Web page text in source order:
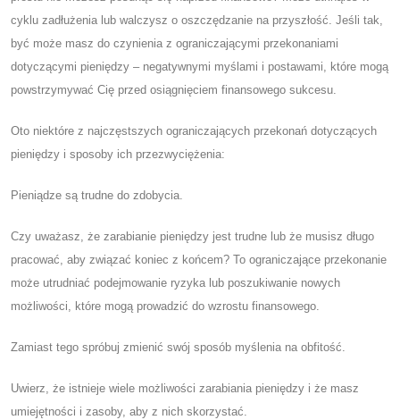
cyklu zadłużenia lub walczysz o oszczędzanie na przyszłość. Jeśli tak,
być może masz do czynienia z ograniczającymi przekonaniami
dotyczącymi pieniędzy – negatywnymi myślami i postawami, które mogą
powstrzymywać Cię przed osiągnięciem finansowego sukcesu.
Oto niektóre z najczęstszych ograniczających przekonań dotyczących
pieniędzy i sposoby ich przezwyciężenia:
Pieniądze są trudne do zdobycia.
Czy uważasz, że zarabianie pieniędzy jest trudne lub że musisz długo
pracować, aby związać koniec z końcem? To ograniczające przekonanie
może utrudniać podejmowanie ryzyka lub poszukiwanie nowych
możliwości, które mogą prowadzić do wzrostu finansowego.
Zamiast tego spróbuj zmienić swój sposób myślenia na obfitość.
Uwierz, że istnieje wiele możliwości zarabiania pieniędzy i że masz
umiejętności i zasoby, aby z nich skorzystać.